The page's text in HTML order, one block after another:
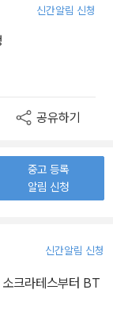
신간알림 신청
공유하기
중고 등록
알림 신청
신간알림 신청
크라테스부터 BT